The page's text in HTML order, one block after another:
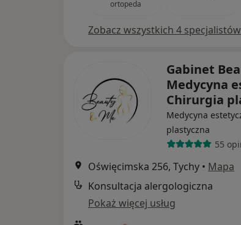
ortopeda
Zobacz wszystkich 4 specjalistów
Gabinet
Medycyna
Chirurgia
Medycyna
plastyczna
55
Oświęcimska 256, Tychy • Mapa
Konsultacja alergologiczna
Pokaż więcej usług